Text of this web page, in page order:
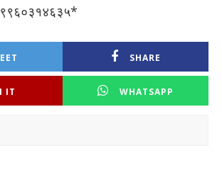
SHARE
IT WHATSAPP